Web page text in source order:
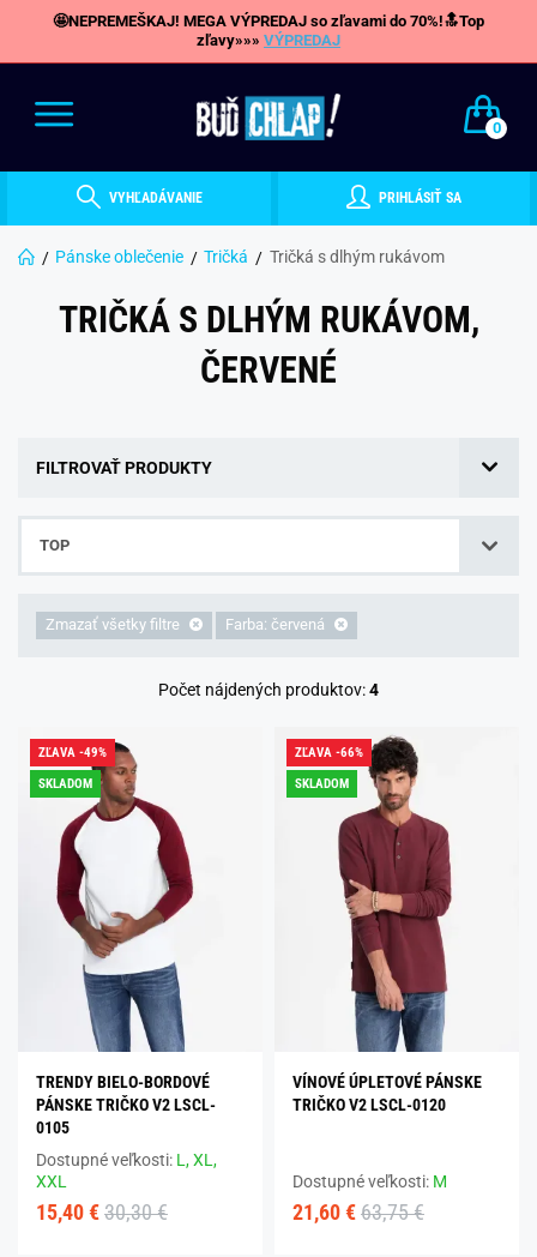
🤩NEPREMEŠKAJ! MEGA VÝPREDAJ so zľavami do 70%!🔝Top
zľavy»»» VÝPREDAJ
0
VYHĽADÁVANIE PRIHLÁSIŤ SA
Pánske oblečenie Tričká Tričká s dlhým rukávom
TRIČKÁ S DLHÝM RUKÁVOM,
ČERVENÉ
FILTROVAŤ PRODUKTY
TOP
Zmazať všetky filtre Farba: červená
Počet nájdených produktov:4
ZĽAVA -49%
SKLADOM
TRENDY BIELO-BORDOVÉ
PÁNSKE TRIČKO V2 LSCL-
0105
Dostupné veľkosti: L,XL,
XXL
15,40 € 30,30 €
ZĽAVA -66%
SKLADOM
VÍNOVÉ ÚPLETOVÉ PÁNSKE
TRIČKO V2 LSCL-0120
Dostupné veľkosti: M
21,60 € 63,75 €